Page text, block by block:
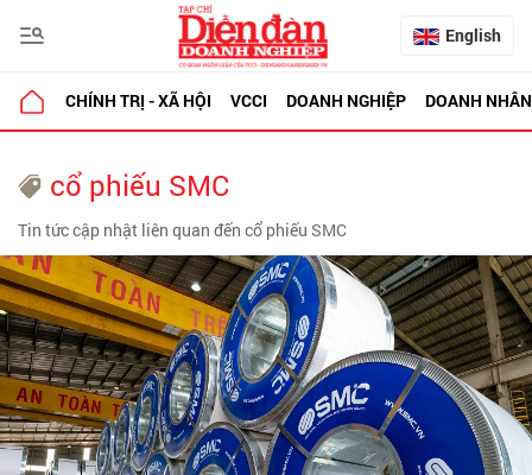
English
CHÍNH TRỊ - XÃ HỘI VCCI DOANH NGHIỆP DOANH NHÂN
cổ phiếu SMC
Tin tức cập nhật liên quan đến cổ phiếu SMC